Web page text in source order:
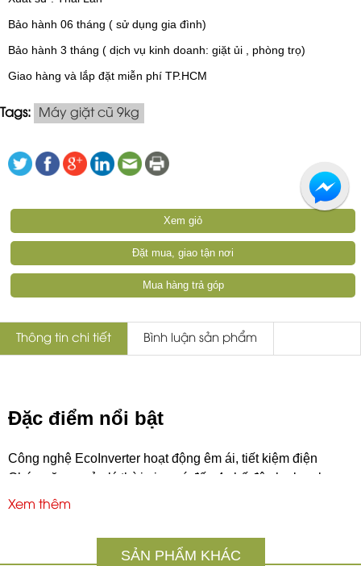
Bảo hành 06 tháng ( sử dụng gia đình)
Bảo hành 3 tháng ( dịch vụ kinh doanh: giặt ủi , phòng trọ)
Giao hàng và lắp đặt miễn phí TP.HCM
Tags: Máy giặt cũ 9kg
Xem giỏ
Đặt mua, giao tận nơi
Mua hàng trả góp
Thông tin chi tiết Bình luận sản phẩm
Đặc điểm nổi bật
Công nghệ EcoInverter hoạt động êm ái, tiết kiệm điện
Chức năng quản lý thời gian có đến 4 chế độ cho bạn lựa
chọn
Tính năng quản lý thời giúp bạn chủ động thời gian hơn
Giặt hơi nước Vapour Care giảm nhăn quần áo, loại bỏ vi
Xem thêm
SẢN PHẨM KHÁC